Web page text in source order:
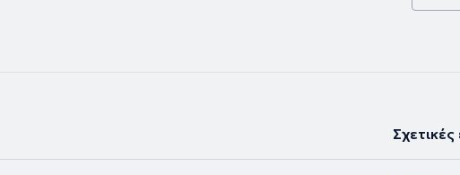
και της φαρμακευτικής αγωγής στην ποιότητα ζωής σε ασθενείς άνω των 65
εξυπηρέτησης μέσω τηλεϊατρικής (μέσω Skype, Messenger, Viber, Face time, κλπ.).
Σχετικές